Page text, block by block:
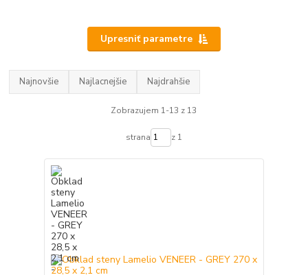
Upresniť parametre
Najnovšie Najlacnejšie Najdrahšie
Zobrazujem 1-13 z 13
strana z 1